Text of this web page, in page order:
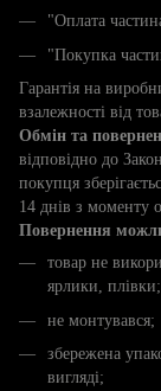
"Оплата
"Покупка
Гарантія на
взалежності від
Обмін та
відповідно до
покупця
14 днів з моменту
Повернення
товар не
ярлики, плівки;
не монтувався;
збережена
вигляді;